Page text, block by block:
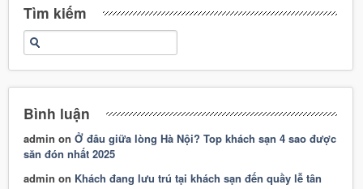
Tìm kiếm
Bình luận
admin onỞ đâu giữa lòng Hà Nội? Top khách sạn 4 sao được
săn đón nhất 2025
admin on Khách đang lưu trú tại khách sạn đến quầy lễ tân